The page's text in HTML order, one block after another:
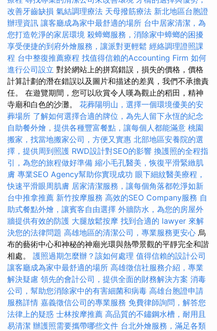
改善牙齒缺損 氣結調理療法 天母撥筋療法 新北地區台胞證
辦理資訊 讓客廳成為家中最舒適的場所 台中居家清潔，為
您打造乾淨的家居環境 殺蟑螂服務，消除家中蟑螂的困擾
享受便捷的到府外燴服務，讓派對更輕鬆 經絡調理證照課
程 台中整復推薦療程 找值得信賴的Accounting Firm 如何
進行公司設立 對於網站上的拼寫錯誤，損失的價格，價格
計算計劃的潛在錯誤以及圖片和描述的差異，我們不承擔責
任。 在遊覽期間，您可以欣賞令人嘆為觀止的稻田，精神
寺廟和白色的沙灘。 花葬陽明山，選擇一個環境優美的安
葬場所 了解如何選擇合適的牌位，為先人留下永恆的紀念
自助餐外燴，提供各種豐富餐點，讓每個人都能滿意 桃園
搬家，找當地搬家公司，方便又實惠 北部地區安養院的選
擇，提供周到照護 RWD設計對SEO的影響 換護照的全程指
引，為您的旅程做好準備 縮小毛孔醫美，恢復平滑緊緻肌
膚 專業SEO Agency幫助你實現成功 眼下細紋醫美療程，
快速平滑眼周肌膚 居家清潔服務，讓每個角落都乾淨如新
台中推拿推薦 新竹按摩服務 高效的SEO Company服務 自
助式餐點外燴，讓賓客自由選擇 外牆防水，為您的房屋外
牆提供有效的防護 大腿放鬆按摩 找到合適的 lawyer 來解
決您的法律問題 高雄地區的清潔公司，專業服務更安心 烏
布的藝術中心和神秘的神廟光環與熱帶景觀的平靜完全和諧
相處。 護照過期怎麼辦？該如何處理 值得信賴的設計公司
讓客廳成為家中最舒適的場所 高雄徵信社服務介紹，專業
解決疑慮 領先的會計公司，提供全面的財務解決方案 消毒
公司，幫助您消除家中的有害細菌和病毒 高雄台胞證申請
服務詳情 嘉義徵信公司的專業服務 免費律師詢問，解答您
法律上的疑惑 士林按摩推薦 高品質的不鏽鋼水槽，耐用且
易清潔 辦護照需要攜帶哪些文件 台北外燴服務，滿足各類